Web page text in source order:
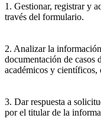
1. Gestionar, registrar y
través del formulario.
2. Analizar la
documentación de casos
académicos y científicos,
3. Dar respuesta a
por el titular de la